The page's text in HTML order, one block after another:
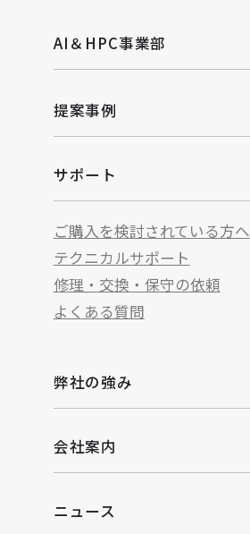
AI＆HPC事業部
提案事例
サポート
ご購入を検討されている方へ
テクニカルサポート
修理・交換・保守の依頼
よくある質問
弊社の強み
会社案内
ニュース